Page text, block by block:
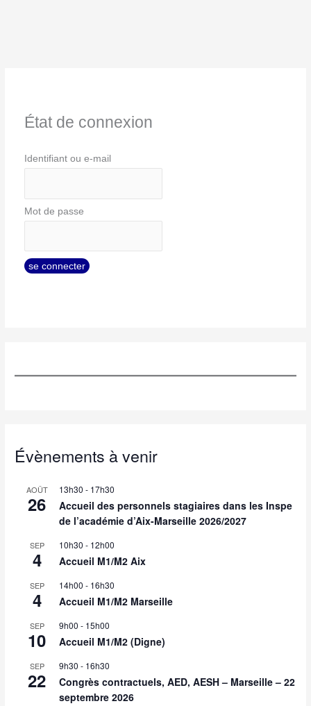
État de connexion
Identifiant ou e-mail
Mot de passe
Évènements à venir
AOÛT
26
13h30 - 17h30
Accueil des personnels stagiaires dans les Inspe
de l’académie d’Aix-Marseille 2026/2027
SEP
4
10h30 - 12h00
Accueil M1/M2 Aix
SEP
4
14h00 - 16h30
Accueil M1/M2 Marseille
SEP
10
9h00 - 15h00
Accueil M1/M2 (Digne)
SEP
22
9h30 - 16h30
Congrès contractuels, AED, AESH – Marseille – 22
septembre 2026